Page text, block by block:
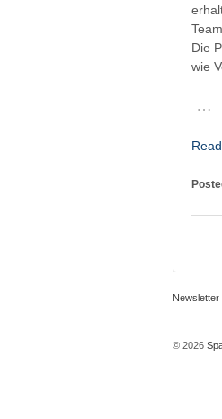
Die
wie
…
Newsletter
© 2026